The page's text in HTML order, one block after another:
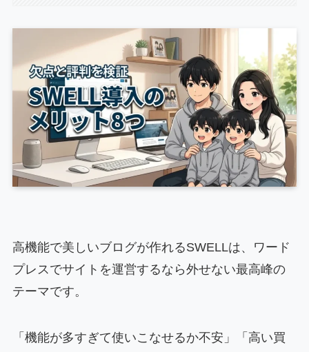
高機能で美しいブログが作れるSWELLは、ワード
プレスでサイトを運営するなら外せない最高峰の
テーマです。
「機能が多すぎて使いこなせるか不安」「高い買